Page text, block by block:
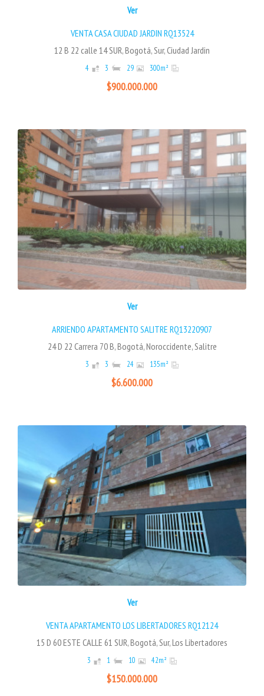
Ver
VENTA CASA CIUDAD JARDIN RQ13524
12 B 22 calle 14 SUR, Bogotá, Sur, Ciudad Jardin
4 3 29 300m²
$900.000.000
Ver
ARRIENDO APARTAMENTO SALITRE RQ13220907
24 D 22 Carrera 70 B, Bogotá, Noroccidente, Salitre
3 3 24 135m²
$6.600.000
Ver
VENTA APARTAMENTO LOS LIBERTADORES RQ12124
15 D 60 ESTE CALLE 61 SUR, Bogotá, Sur, Los Libertadores
3 1 10 42m²
$150.000.000